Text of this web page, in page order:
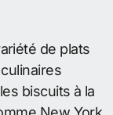
de plats
biscuits à la